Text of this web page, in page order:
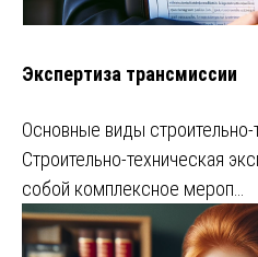
Экспертиза трансмиссии
Основные виды строительно-
Строительно-техническая
собой комплексное мероп…